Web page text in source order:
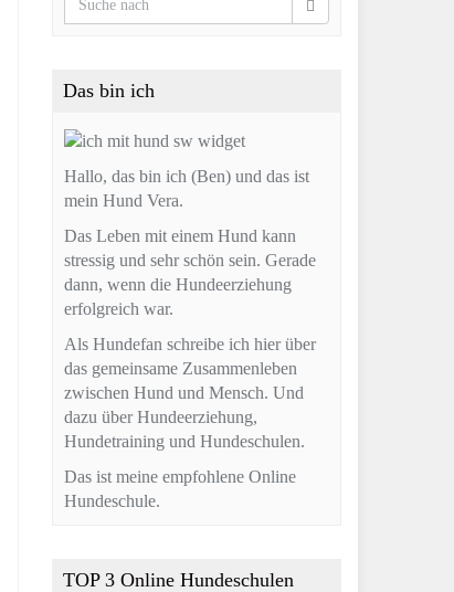
Das bin ich
Hallo, das bin ich (Ben) und das ist
mein Hund Vera.
Das Leben mit einem Hund kann
stressig und sehr schön sein. Gerade
dann, wenn die Hundeerziehung
erfolgreich war.
Als Hundefan schreibe ich hier über
das gemeinsame Zusammenleben
zwischen Hund und Mensch. Und
dazu über Hundeerziehung,
Hundetraining und Hundeschulen.
Das ist meine empfohlene Online
Hundeschule.
TOP 3 Online Hundeschulen